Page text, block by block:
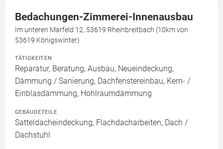
Bedachungen-Zimmerei-Innenausbau
Im unteren Marfeld 12, 53619 Rheinbreitbach (10km von
53619 Königswinter)
TÄTIGKEITEN
Reparatur, Beratung, Ausbau, Neueindeckung,
Dämmung / Sanierung, Dachfenstereinbau, Kern- /
Einblasdämmung, Hohlraumdämmung
GEBÄUDETEILE
Satteldacheindeckung, Flachdacharbeiten, Dach /
Dachstuhl